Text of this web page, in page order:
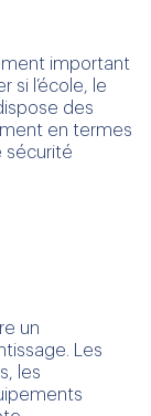
important
si l’école, le
des
en termes
sécurité
un
Les
les